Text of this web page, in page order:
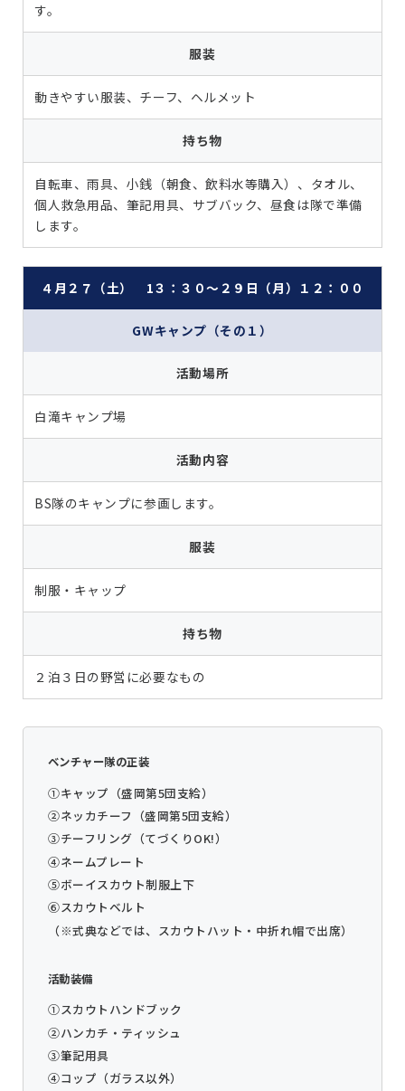
す。
服装
動きやすい服装、チーフ、ヘルメット
持ち物
自転車、雨具、小銭（朝食、飲料水等購入）、タオル、
個人救急用品、筆記用具、サブバック、昼食は隊で準備
します。
４月２７（土） 1３：３０～２９日（月）１２：００
GWキャンプ（その１）
活動場所
白滝キャンプ場
活動内容
BS隊のキャンプに参画します。
服装
制服・キャップ
持ち物
２泊３日の野営に必要なもの
ベンチャー隊の正装
①キャップ（盛岡第5団支給）
②ネッカチーフ（盛岡第5団支給）
③チーフリング（てづくりOK!）
④ネームプレート
⑤ボーイスカウト制服上下
⑥スカウトベルト
（※式典などでは、スカウトハット・中折れ帽で出席）
活動装備
①スカウトハンドブック
②ハンカチ・ティッシュ
③筆記用具
④コップ（ガラス以外）